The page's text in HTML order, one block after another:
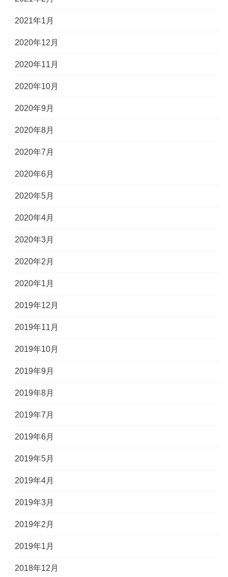
2021年1月
2020年12月
2020年11月
2020年10月
2020年9月
2020年8月
2020年7月
2020年6月
2020年5月
2020年4月
2020年3月
2020年2月
2020年1月
2019年12月
2019年11月
2019年10月
2019年9月
2019年8月
2019年7月
2019年6月
2019年5月
2019年4月
2019年3月
2019年2月
2019年1月
2018年12月